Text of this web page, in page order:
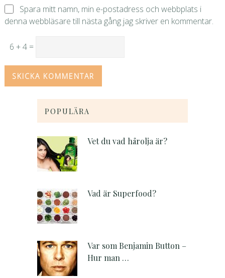
Spara mitt namn, min e-postadress och webbplats i
denna webbläsare till nästa gång jag skriver en kommentar.
6 + 4 =
POPULÄRA
Vet du vad hårolja är?
Vad är Superfood?
Var som Benjamin Button –
Hur man …